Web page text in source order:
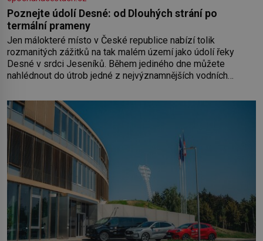
Poznejte údolí Desné: od Dlouhých strání po
termální prameny
Jen málokteré místo v České republice nabízí tolik
rozmanitých zážitků na tak malém území jako údolí řeky
Desné v srdci Jeseníků. Během jediného dne můžete
nahlédnout do útrob jedné z nejvýznamnějších vodních
koloběžce a den zakončit poznáváním památek ve Velkých
Losinách nebo v termálním